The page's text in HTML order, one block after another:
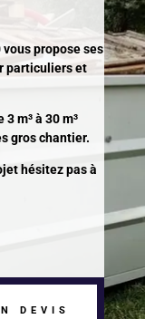
propose ses
particuliers et
m³ à 30 m³
gros chantier.
hésitez pas à
DEVIS